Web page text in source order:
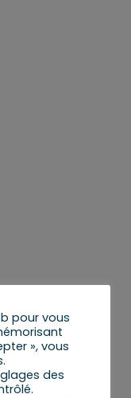
pour vous
», vous
des